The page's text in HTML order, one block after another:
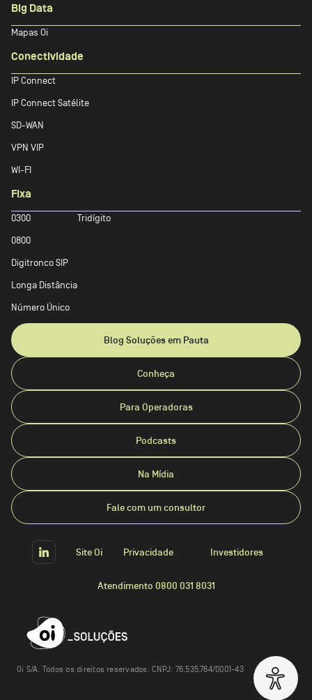
Big Data
Mapas Oi
Conectividade
IP Connect
IP Connect Satélite
SD-WAN
VPN VIP
WI-FI
Fixa
0300
0800
Digitronco SIP
Longa Distância
Número Único
Tridígito
Blog Soluções em Pauta
Conheça
Para Operadoras
Podcasts
Na Mídia
Fale com um consultor
Site Oi Privacidade Investidores
Atendimento 0800 031 8031
Oi S/A. Todos os direitos reservados. CNPJ: 76.535.764/0001-43